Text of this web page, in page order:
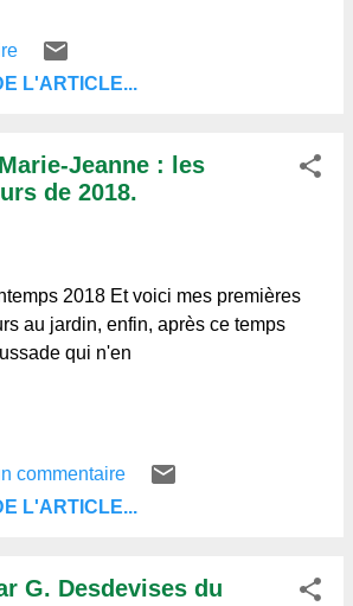
L'ARTICLE...
Jeanne : les
de 2018.
2018 Et voici mes premières
au jardin, enfin, après ce temps
qui n'en
commentaire
L'ARTICLE...
G. Desdevises du